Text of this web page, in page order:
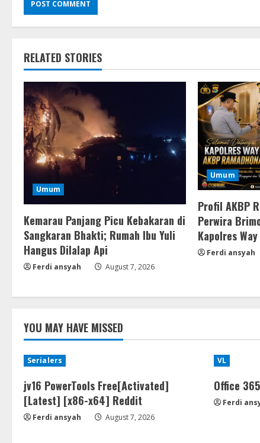
RELATED STORIES
Umum
Kemarau Panjang Picu Kebakaran di
Sangkaran Bhakti; Rumah Ibu Yuli
Hangus Dilalap Api
Ferdi ansyah August 7, 2026
Umum
Profil AKBP
Perwira
Kapolres
Ferdi ansyah
YOU MAY HAVE MISSED
Serialers
jv16 PowerTools Free[Activated]
[Latest] [x86-x64] Reddit
Ferdi ansyah August 7, 2026
VL
Office
Ferdi